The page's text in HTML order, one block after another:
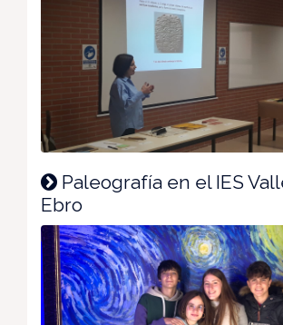
Paleografía en el IES
Ebro